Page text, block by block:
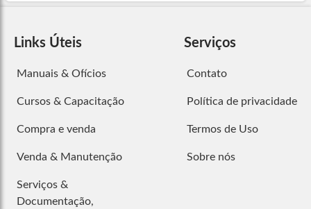
Links Úteis
Manuais & Ofícios
Cursos & Capacitação
Compra e venda
Venda & Manutenção
Serviços &
Documentação,
Serviços
Contato
Política de privacidade
Termos de Uso
Sobre nós